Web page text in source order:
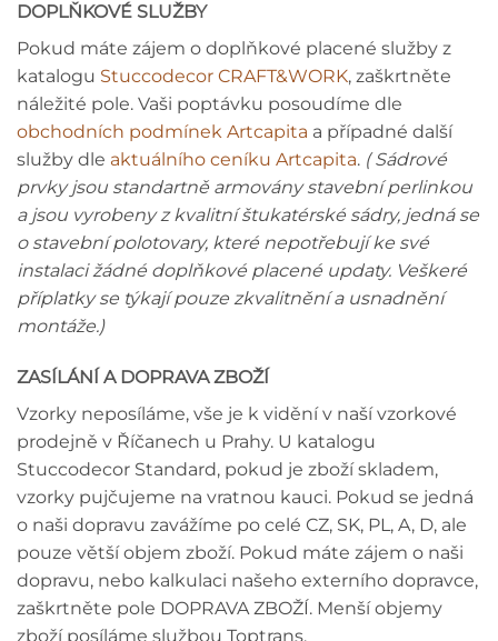
DOPLŇKOVÉ SLUŽBY
Pokud máte zájem o doplňkové placené služby z
katalogu Stuccodecor CRAFT&WORK, zaškrtněte
náležité pole. Vaši poptávku posoudíme dle
obchodních podmínek Artcapita a případné další
služby dle aktuálního ceníku Artcapita. ( Sádrové
prvky jsou standartně armovány stavební perlinkou
a jsou vyrobeny z kvalitní štukatérské sádry, jedná se
o stavební polotovary, které nepotřebují ke své
instalaci žádné doplňkové placené updaty. Veškeré
příplatky se týkají pouze zkvalitnění a usnadnění
montáže.)
ZASÍLÁNÍ A DOPRAVA ZBOŽÍ
Vzorky neposíláme, vše je k vidění v naší vzorkové
prodejně v Říčanech u Prahy. U katalogu
Stuccodecor Standard, pokud je zboží skladem,
vzorky pujčujeme na vratnou kauci. Pokud se jedná
o naši dopravu zavážíme po celé CZ, SK, PL, A, D, ale
pouze větší objem zboží. Pokud máte zájem o naši
dopravu, nebo kalkulaci našeho externího dopravce,
zaškrtněte pole DOPRAVA ZBOŽÍ. Menší objemy
zboží posíláme službou Toptrans.